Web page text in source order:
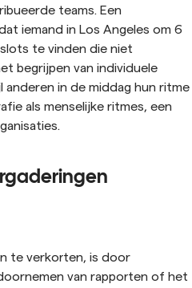
teams. Een
iemand in Los Angeles om 6
te vinden die niet
begrijpen van individuele
anderen in de middag hun ritme
als menselijke ritmes, een
te verkorten, is door
van rapporten of het